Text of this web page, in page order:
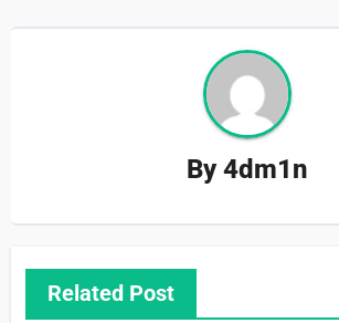
By4dm1n
Related Post